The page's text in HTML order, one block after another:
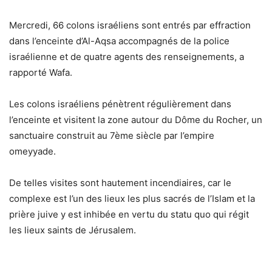
Mercredi, 66 colons israéliens sont entrés par effraction
dans l’enceinte d’Al-Aqsa accompagnés de la police
israélienne et de quatre agents des renseignements, a
rapporté Wafa.
Les colons israéliens pénètrent régulièrement dans
l’enceinte et visitent la zone autour du Dôme du Rocher, un
sanctuaire construit au 7ème siècle par l’empire
omeyyade.
De telles visites sont hautement incendiaires, car le
complexe est l’un des lieux les plus sacrés de l’Islam et la
prière juive y est inhibée en vertu du statu quo qui régit
les lieux saints de Jérusalem.